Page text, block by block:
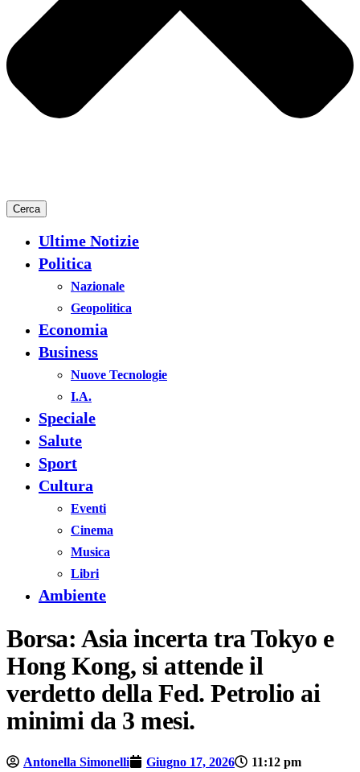
Cerca
Ultime Notizie
Politica
Nazionale
Geopolitica
Economia
Business
Nuove Tecnologie
I.A.
Speciale
Salute
Sport
Cultura
Eventi
Cinema
Musica
Libri
Ambiente
Borsa: Asia incerta tra Tokyo e
Hong Kong, si attende il
verdetto della Fed. Petrolio ai
minimi da 3 mesi.
Antonella Simonelli Giugno 17, 2026 11:12 pm